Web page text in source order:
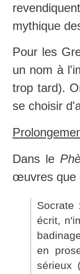
mythique
Pour les
un nom à
trop tard).
se choisir
Dans le
œuvres que
Socrate
écrit,
en
sérieux